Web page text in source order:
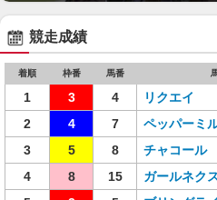
競走成績
着順 枠番 馬番
1 3 4 リク
2
4 7 ペッパ
3
5 8 チャコ
4
8 15 ガールネク